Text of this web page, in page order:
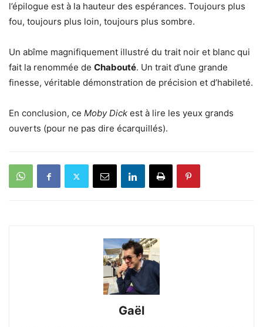
l’épilogue est à la hauteur des espérances. Toujours plus
fou, toujours plus loin, toujours plus sombre.
Un abîme magnifiquement illustré du trait noir et blanc qui
fait la renommée de Chabouté. Un trait d’une grande
finesse, véritable démonstration de précision et d’habileté.
En conclusion, ce Moby Dick est à lire les yeux grands
ouverts (pour ne pas dire écarquillés).
Gaël